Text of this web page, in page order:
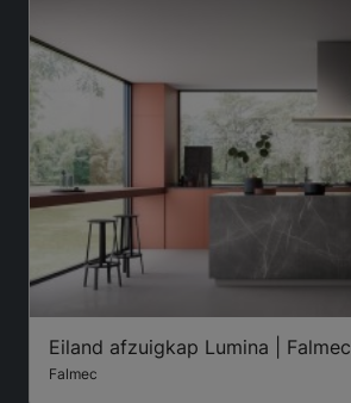
Eiland afzuigkap Lumina | Falmec
Falmec